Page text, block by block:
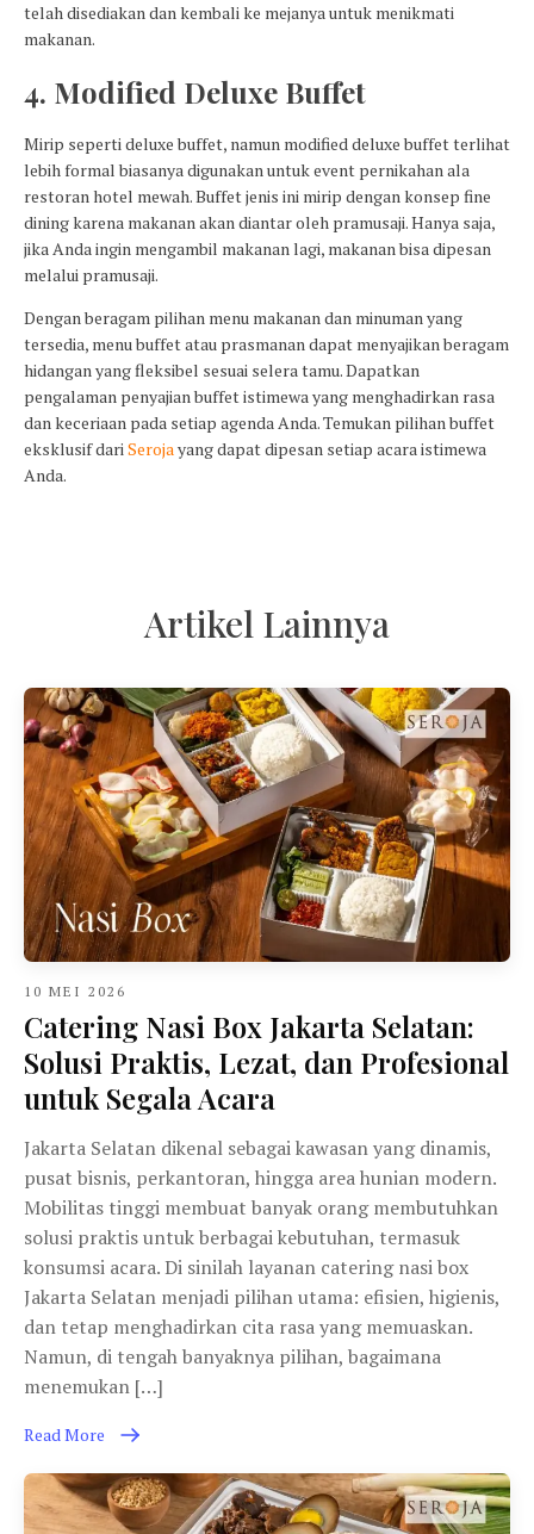
telah disediakan dan kembali ke mejanya untuk menikmati
makanan.
4. Modified Deluxe Buffet
Mirip seperti deluxe buffet, namun modified deluxe buffet terlihat
lebih formal biasanya digunakan untuk event pernikahan ala
restoran hotel mewah. Buffet jenis ini mirip dengan konsep fine
dining karena makanan akan diantar oleh pramusaji. Hanya saja,
jika Anda ingin mengambil makanan lagi, makanan bisa dipesan
melalui pramusaji.
Dengan beragam pilihan menu makanan dan minuman yang
tersedia, menu buffet atau prasmanan dapat menyajikan beragam
hidangan yang fleksibel sesuai selera tamu. Dapatkan
pengalaman penyajian buffet istimewa yang menghadirkan rasa
dan keceriaan pada setiap agenda Anda. Temukan pilihan buffet
eksklusif dariSerojayang dapat dipesan setiap acara istimewa
Anda.
Artikel Lainnya
10 MEI 2026
Catering Nasi Box Jakarta Selatan:
Solusi Praktis, Lezat, dan Profesional
untuk Segala Acara
Jakarta Selatan dikenal sebagai kawasan yang dinamis,
pusat bisnis, perkantoran, hingga area hunian modern.
Mobilitas tinggi membuat banyak orang membutuhkan
solusi praktis untuk berbagai kebutuhan, termasuk
konsumsi acara. Di sinilah layanan catering nasi box
Jakarta Selatan menjadi pilihan utama: efisien, higienis,
dan tetap menghadirkan cita rasa yang memuaskan.
Namun, di tengah banyaknya pilihan, bagaimana
menemukan […]
Read More